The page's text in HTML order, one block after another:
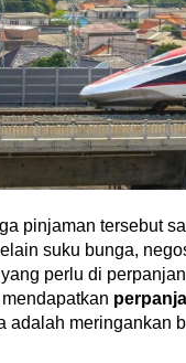
pinjaman tersebut
suku bunga,
perlu di
adalah meringankan